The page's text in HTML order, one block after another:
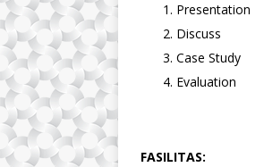
Presentation
Discuss
Case Study
Evaluation
FASILITAS: